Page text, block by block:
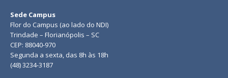
Sede Campus
Flor do Campus (ao lado do NDI)
Trindade – Florianópolis – SC
CEP: 88040-970
Segunda a sexta, das 8h às 18h
(48) 3234-3187